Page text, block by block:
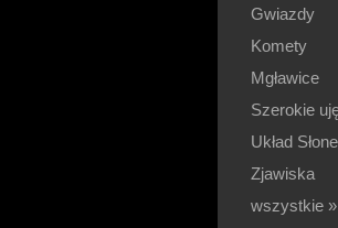
Gwiazdy
Komety
Mgławice
Szerokie
Układ
Zjawiska
wszystkie »